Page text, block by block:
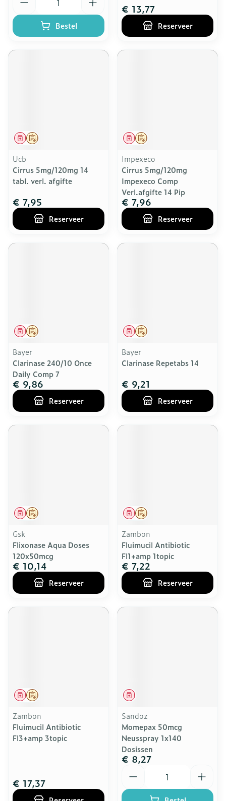
Bestel
€ 13,77
Reserveer
Op voorschrift
Geneesmiddel
Ucb
Cirrus 5mg/120mg 14
tabl. verl. afgifte
€ 7,95
Reserveer
Op voorschrift
Geneesmiddel
Impexeco
Cirrus 5mg/120mg
Impexeco Comp
Verl.afgifte 14 Pip
€ 7,96
Reserveer
Op voorschrift
Geneesmiddel
Bayer
Clarinase 240/10 Once
Daily Comp 7
€ 9,86
Reserveer
Op voorschrift
Geneesmiddel
Bayer
Clarinase Repetabs 14
€ 9,21
Reserveer
Op voorschrift
Geneesmiddel
Gsk
Flixonase Aqua Doses
120x50mcg
€ 10,14
Reserveer
Op voorschrift
Geneesmiddel
Zambon
Fluimucil Antibiotic
Fl1+amp 1topic
€ 7,22
Reserveer
Op voorschrift
Geneesmiddel
Zambon
Fluimucil Antibiotic
Fl3+amp 3topic
€ 17,37
Geneesmiddel
Sandoz
Momepax 50mcg
Neusspray 1x140
Dosissen
€ 8,27